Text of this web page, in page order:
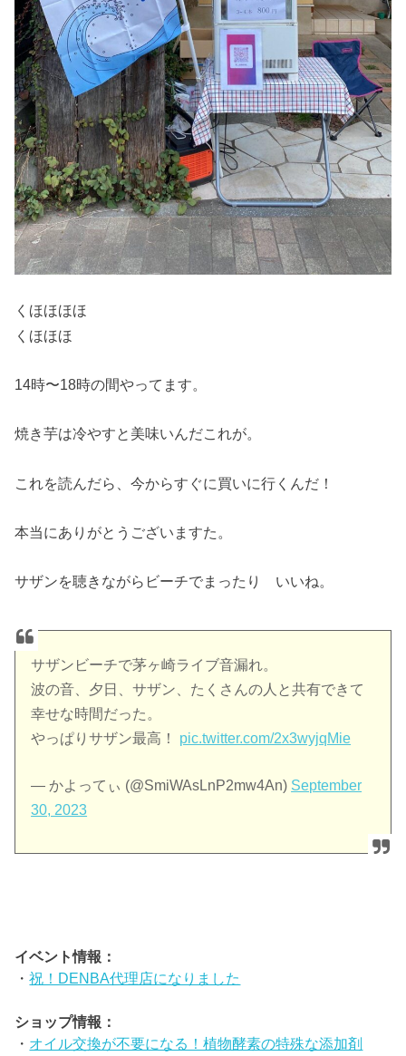
くほほほほ
くほほほ
14時〜18時の間やってます。
焼き芋は冷やすと美味いんだこれが。
これを読んだら、今からすぐに買いに行くんだ！
本当にありがとうございますた。
サザンを聴きながらビーチでまったり いいね。
サザンビーチで茅ヶ崎ライブ音漏れ。
波の音、夕日、サザン、たくさんの人と共有できて
幸せな時間だった。
やっぱりサザン最高！ pic.twitter.com/2x3wyjqMie
— かよってぃ (@SmiWAsLnP2mw4An) September
30, 2023
イベント情報：
・祝！DENBA代理店になりました
ショップ情報：
・ オイル交換が不要になる！植物酵素の特殊な添加剤